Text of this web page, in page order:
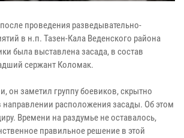
после проведения разведывательно-
в н.п. Тазен-Кала Веденского района
была выставлена засада, в состав
сержант Коломак.
он заметил группу боевиков, скрытно
расположения засады. Об этом
Времени на раздумье не оставалось,
правильное решение в этой